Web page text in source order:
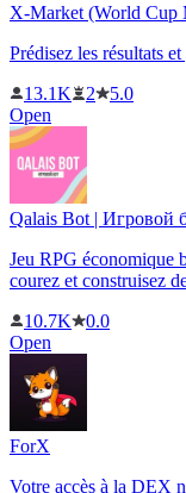
X-Market (World Cup
Prédisez les résultats
13.1K
2
5.0
Open
Qalais Bot | Игровой
Jeu RPG économique
courez et construisez
10.7K
0.0
Open
ForX
Votre accès à la DEX